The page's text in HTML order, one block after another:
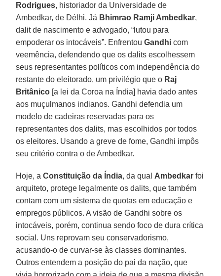
Rodrigues, historiador da Universidade de
Ambedkar, de Délhi. Já Bhimrao Ramji Ambedkar,
dalit de nascimento e advogado, “lutou para
empoderar os intocáveis”. EnfrentouGandhi com
veemência, defendendo que os dalits escolhessem
seus representantes políticos com independência do
restante do eleitorado, um privilégio que o Raj
Britânico [a lei da Coroa na Índia] havia dado antes
aos muçulmanos indianos. Gandhi defendia um
modelo de cadeiras reservadas para os
representantes dos dalits, mas escolhidos por todos
os eleitores. Usando a greve de fome, Gandhi impôs
seu critério contra o de Ambedkar.
Hoje, aConstituição da Índia, da qual Ambedkar foi
arquiteto, protege legalmente os dalits, que também
contam com um sistema de quotas em educação e
empregos públicos. A visão de Gandhi sobre os
intocáveis, porém, continua sendo foco de dura crítica
social. Uns reprovam seu conservadorismo,
acusando-o de curvar-se às classes dominantes.
Outros entendem a posição do pai da nação, que